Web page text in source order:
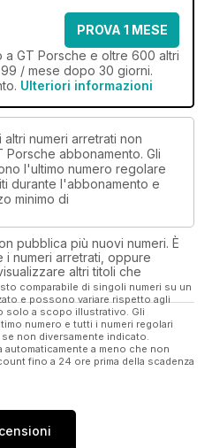
PROVA 1 MESE
a GT Porsche e oltre 600 altri
/ mese dopo 30 giorni.
Ulteriori informazioni
numeri arretrati non
Porsche abbonamento. Gli
l'ultimo numero regolare
durante l'abbonamento e
minimo di
pubblica più nuovi numeri. È
i numeri arretrati, oppure
altri titoli che
comparabile di singoli numeri su un
e possono variare rispetto agli
solo a scopo illustrativo. Gli
numero e tutti i numeri regolari
non diversamente indicato.
a meno che non
fino a 24 ore prima della scadenza